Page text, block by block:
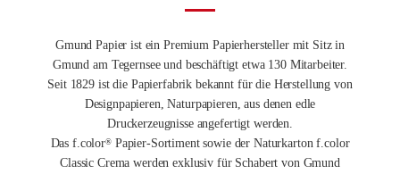
Gmund Papier ist ein Premium Papierhersteller mit Sitz in
Gmund am Tegernsee und beschäftigt etwa 130 Mitarbeiter.
Seit 1829 ist die Papierfabrik bekannt für die Herstellung von
Designpapieren, Naturpapieren, aus denen edle
Druckerzeugnisse angefertigt werden.
Das f.color®Papier-Sortiment sowie der Naturkarton f.color
Classic Crema werden exklusiv für Schabert von Gmund